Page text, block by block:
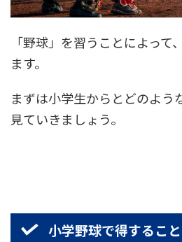
「野球」を習うことによって
ます。
まずは小学生からとどのよう
見ていきましょう。
小学野球で得すること